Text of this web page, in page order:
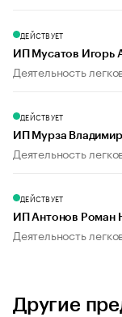
ДЕЙСТВУЕТ
ИП Мусатов Игорь
Деятельность
ДЕЙСТВУЕТ
ИП Мурза
Деятельность
ДЕЙСТВУЕТ
ИП Антонов Роман
Деятельность
Другие